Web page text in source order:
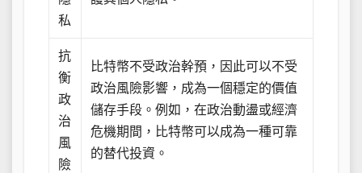
私
抗
衡
政
治
風
險
比特幣不受政治幹預，因此可以不受
政治風險影響，成為一個穩定的價值
儲存手段。例如，在政治動盪或經濟
危機期間，比特幣可以成為一種可靠
的替代投資。